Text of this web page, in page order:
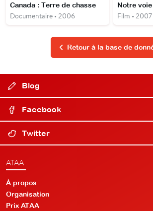
Canada : Terre de chasse
Documentaire • 2006
Notre voie
Film • 2007
Retour à la base de
Blog
Facebook
Twitter
ATAA
À propos
Organisation
Prix ATAA